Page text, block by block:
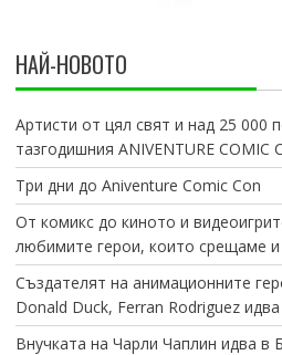
НАЙ-НОВОТО
Артисти от цял свят и над 25 000
тазгодишния ANIVENTURE COMIC
Три дни до Aniventure Comic Con
От комикс до киното и
любимите герои, които срещаме
Създателят на анимационните
Donald Duck, Ferran Rodriguez
Внучката на Чарли Чаплин идва в